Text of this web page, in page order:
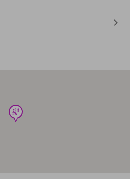
wellness